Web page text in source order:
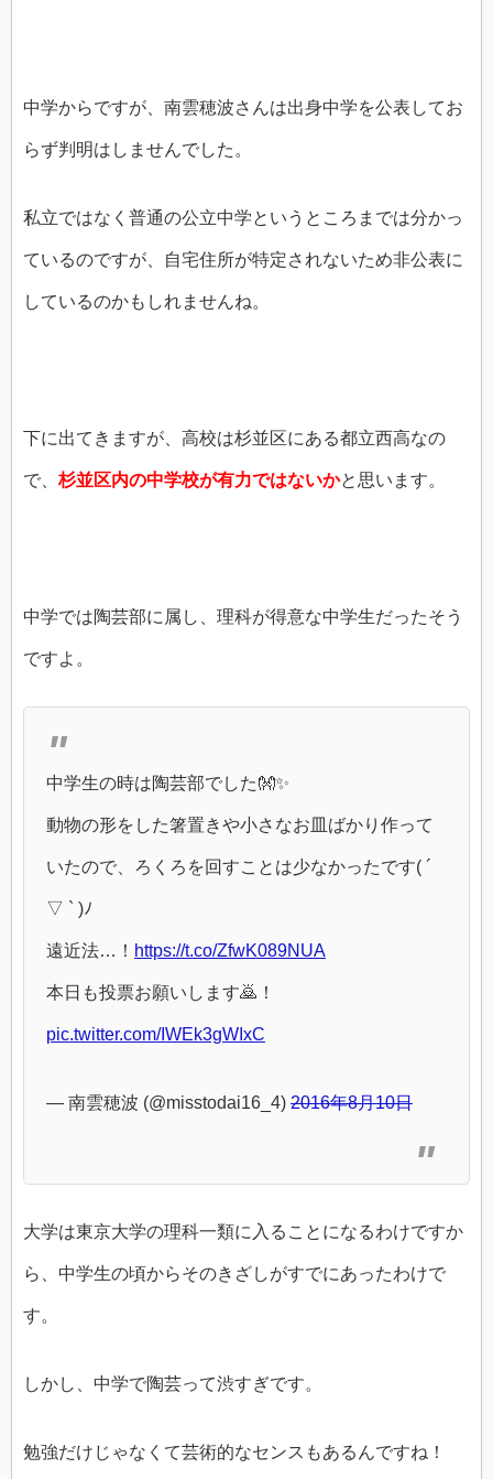
中学からですが、南雲穂波さんは出身中学を公表してお
らず判明はしませんでした。
私立ではなく普通の公立中学というところまでは分かっ
ているのですが、自宅住所が特定されないため非公表に
しているのかもしれませんね。
下に出てきますが、高校は杉並区にある都立西高なの
で、 杉並区内の中学校が有力ではないかと思います。
中学では陶芸部に属し、理科が得意な中学生だったそう
ですよ。
中学生の時は陶芸部でした👐✨
動物の形をした箸置きや小さなお皿ばかり作って
いたので、ろくろを回すことは少なかったです( ´
▽ ` )ﾉ
遠近法…！ https://t.co/ZfwK089NUA
本日も投票お願いします🙇！
pic.twitter.com/IWEk3gWIxC
— 南雲穂波 (@misstodai16_4) 2016年8月10日
大学は東京大学の理科一類に入ることになるわけですか
ら、中学生の頃からそのきざしがすでにあったわけで
す。
しかし、中学で陶芸って渋すぎです。
勉強だけじゃなくて芸術的なセンスもあるんですね！